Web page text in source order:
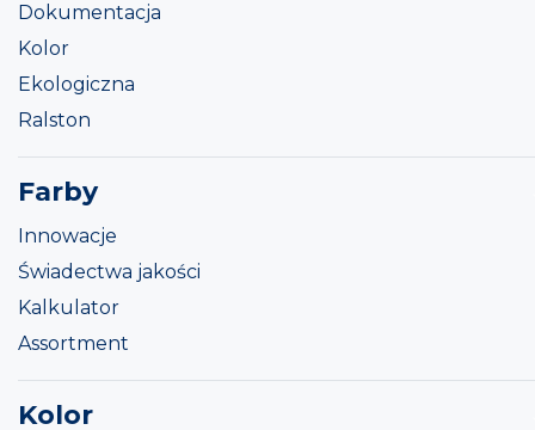
Dokumentacja
Kolor
Ekologiczna
Ralston
Farby
Innowacje
Świadectwa jakości
Kalkulator
Assortment
Kolor